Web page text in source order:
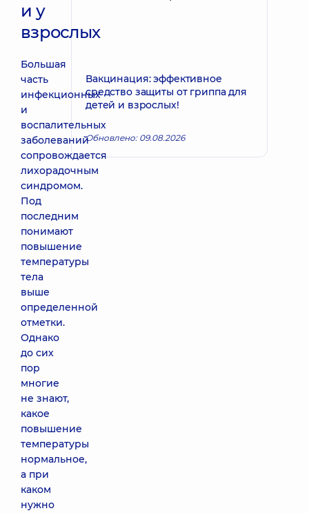
и у
взрослых
Большая
часть
инфекционных
и
воспалительных
заболеваний
сопровождается
лихорадочным
синдромом.
Под
последним
понимают
повышение
температуры
тела
выше
определенной
отметки.
Однако
до сих
пор
многие
не знают,
какое
повышение
температуры
нормальное,
а при
каком
нужно
Вакцинация: эффективное
средство защиты от гриппа для
детей и взрослых!
Обновлено: 09.08.2026